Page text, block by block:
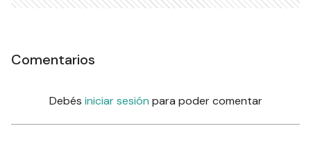
Comentarios
Debés iniciar sesión para poder comentar